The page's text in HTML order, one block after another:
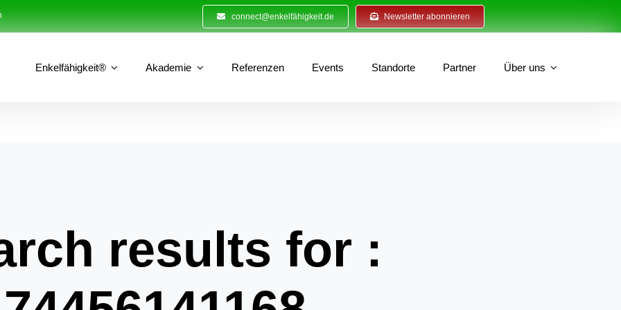
connect@enkelfähigkeit.de Newsletter abonnieren
Enkelfähigkeit® Akademie Referenzen Events Standorte Partner Über uns
results for :